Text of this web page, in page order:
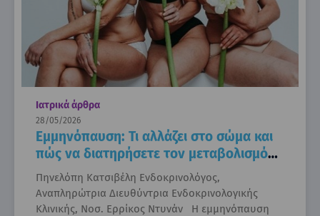
Ιατρικά άρθρα
28/05/2026
Εμμηνόπαυση: Τι αλλάζει στο σώμα και
πώς να διατηρήσετε τον μεταβολισμό
σας
Πηνελόπη Κατσιβέλη Ενδοκρινολόγος,
Αναπληρώτρια Διευθύντρια Ενδοκρινολογικής
Κλινικής, Νοσ. Ερρίκος Ντυνάν Η εμμηνόπαυση